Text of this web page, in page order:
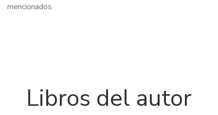
mencionados.
Libros del autor